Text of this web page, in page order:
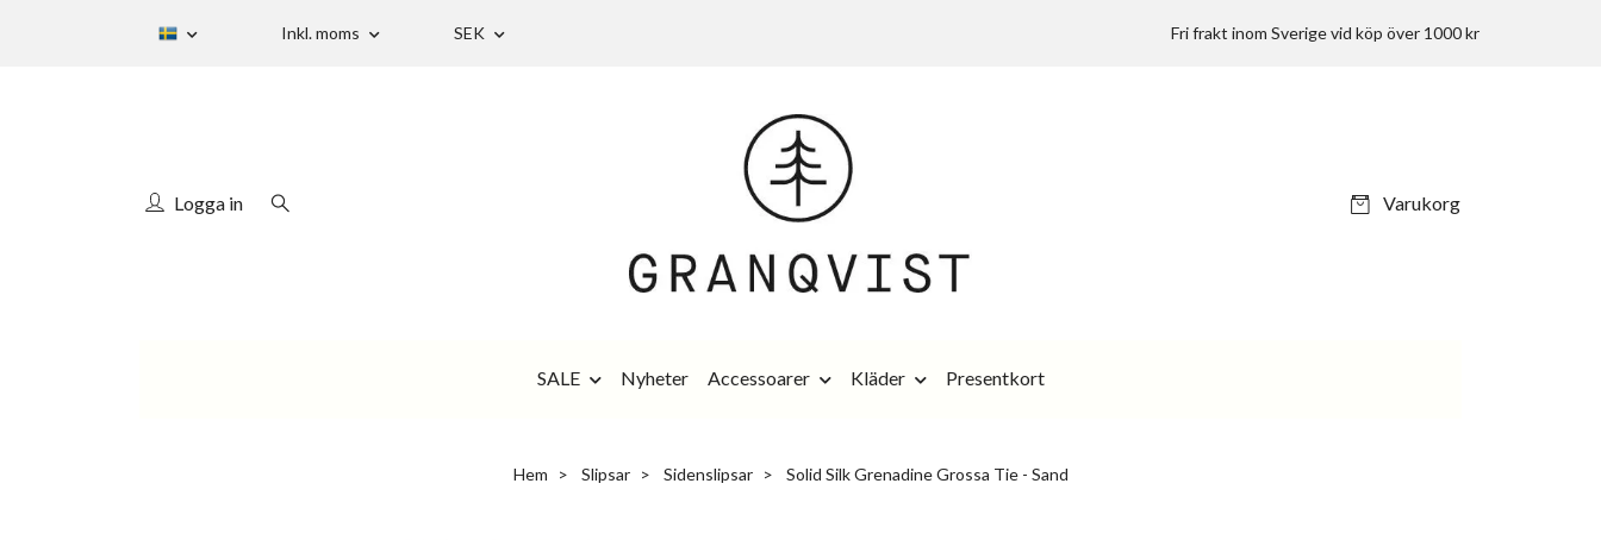
Inkl. moms SEK Fri frakt inom Sverige vid köp över 1000 kr
Logga in Varukorg
SALE Nyheter Accessoarer Kläder Presentkort
Hem Slipsar Sidenslipsar Solid Silk Grenadine Grossa Tie - Sand